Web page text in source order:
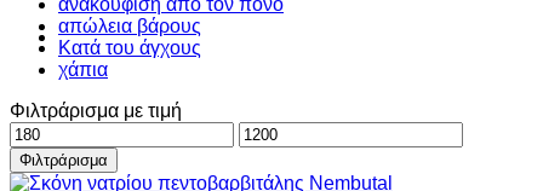
About
Contact
ανακούφιση από τον πόνο
απώλεια βάρους
Κατά του άγχους
χάπια
Φιλτράρισμα με τιμή
Ελάχιστη
τιμή
Μέγιστη
τιμή
Φιλτράρισμα